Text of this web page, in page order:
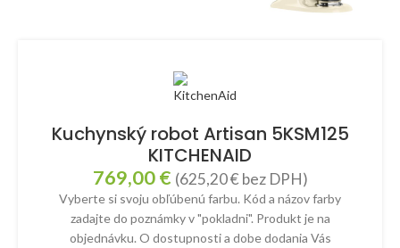
Kuchynský robot Artisan 5KSM125
KITCHENAID
769,00€ (625,20€ bez DPH)
Vyberte si svoju obľúbenú farbu. Kód a názov farby
zadajte do poznámky v "pokladni". Produkt je na
objednávku. O dostupnosti a dobe dodania Vás